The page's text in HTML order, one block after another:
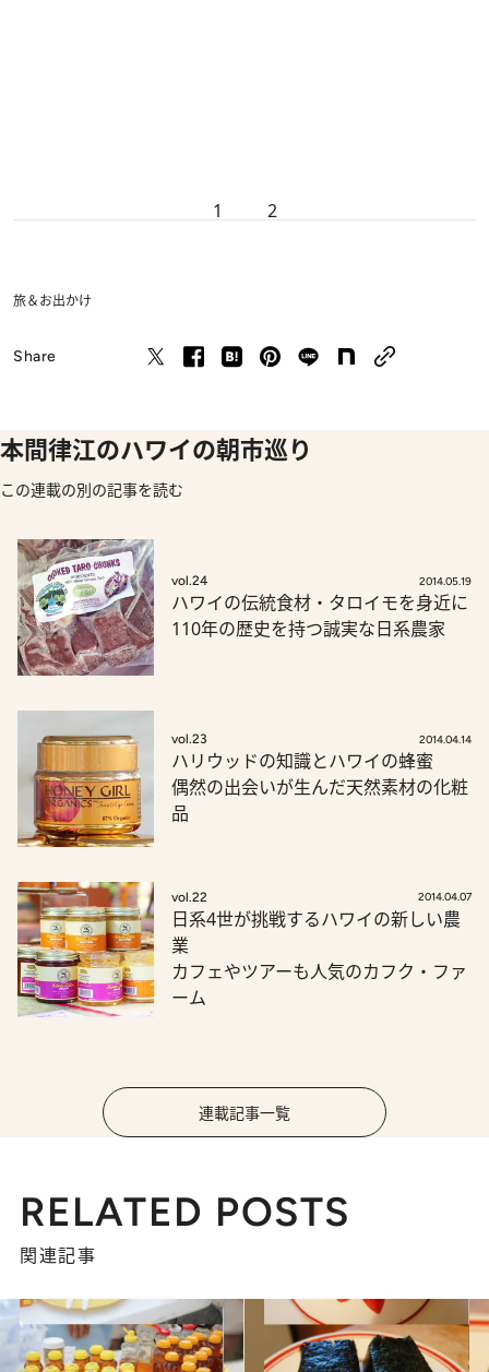
1 2
旅＆お出かけ
Share
本間律江のハワイの朝市巡り
この連載の別の記事を読む
vol.24 2014.05.19
ハワイの伝統食材・タロイモを身近に
110年の歴史を持つ誠実な日系農家
vol.23 2014.04.14
ハリウッドの知識とハワイの蜂蜜
偶然の出会いが生んだ天然素材の化粧
品
vol.22 2014.04.07
日系4世が挑戦するハワイの新しい農
業
カフェやツアーも人気のカフク・ファ
ーム
連載記事一覧
RELATED POSTS
関連記事